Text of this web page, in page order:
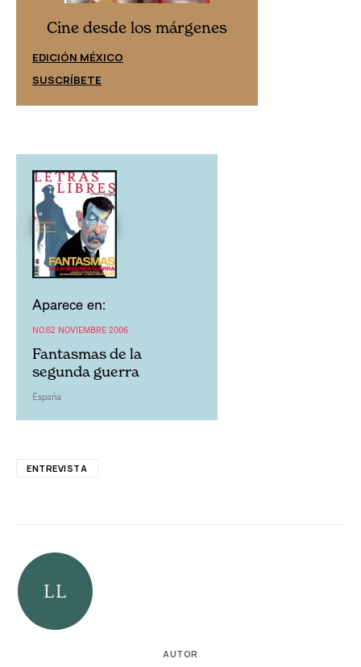
Cine desde los márgenes
EDICIÓN MÉXICO
SUSCRÍBETE
Aparece en:
NO.62 NOVIEMBRE 2006
Fantasmas de la
segunda guerra
España
ENTREVISTA
AUTOR